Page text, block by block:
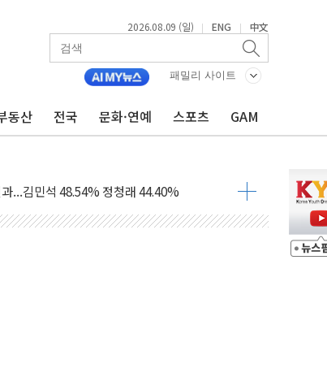
2026.08.09 (일) | ENG | 中文
패밀리 사이트
동산 전국 문화·연예 스포츠 GAM
속…범행 후 반려견도 죽여
석 47.37% 정청래 45.71% 송영길 6.92%
청래 47.82% 김민석 46.35% 송영길 5.83%
이…"마음 잇는 시간 되길"
' 논란…이틀만에 철거
요원 최대 33% 감축